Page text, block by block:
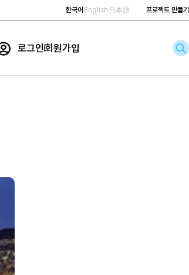
한국어 English 日本語 프로젝트 만들기
로그인회원가입